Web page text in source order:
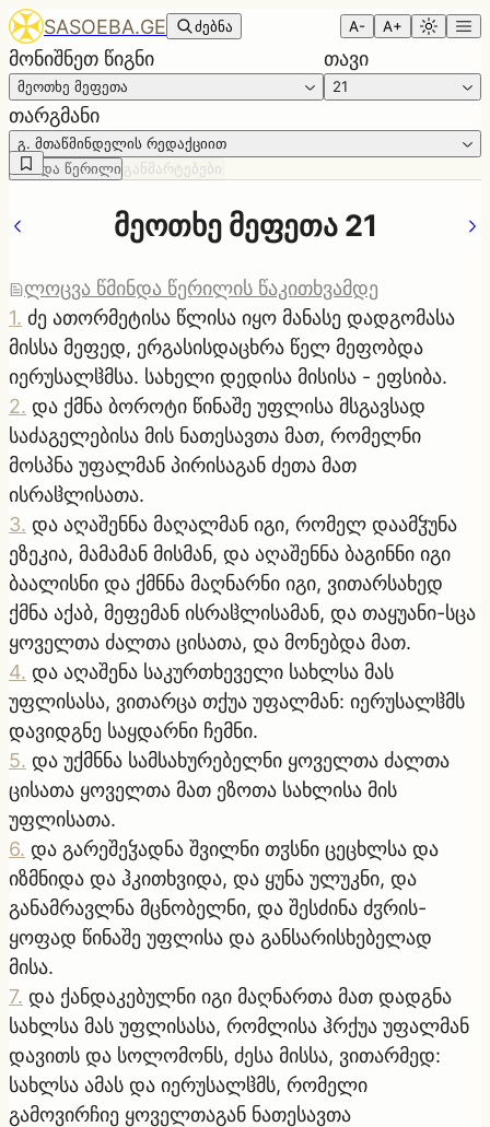
SASOEBA.GE ძებნა A- A+
მონიშნეთ წიგნი
მეოთხე მეფეთა
თავი
21
თარგმანი
გ. მთაწმინდელის რედაქციით
წმინდა წერილი განმარტებები
მეოთხე მეფეთა 21
ლოცვა წმინდა წერილის წაკითხვამდე
1. ძე ათორმეტისა წლისა იყო მანასე დადგომასა
მისსა მეფედ, ერგასისდაცხრა წელ მეფობდა
იერუსალჱმსა. სახელი დედისა მისისა - ეფსიბა.
2. და ქმნა ბოროტი წინაშე უფლისა მსგავსად
საძაგელებისა მის ნათესავთა მათ, რომელნი
მოსპნა უფალმან პირისაგან ძეთა მათ
ისრაჱლისათა.
3. და აღაშენნა მაღალმან იგი, რომელ დაამჴუნა
ეზეკია, მამამან მისმან, და აღაშენნა ბაგინნი იგი
ბაალისნი და ქმნნა მაღნარნი იგი, ვითარსახედ
ქმნა აქაბ, მეფემან ისრაჱლისამან, და თაყუანი-სცა
ყოველთა ძალთა ცისათა, და მონებდა მათ.
4. და აღაშენა საკურთხეველი სახლსა მას
უფლისასა, ვითარცა თქუა უფალმან: იერუსალჱმს
დავიდგნე საყდარნი ჩემნი.
5. და უქმნნა სამსახურებელნი ყოველთა ძალთა
ცისათა ყოველთა მათ ეზოთა სახლისა მის
უფლისათა.
6. და გარეშეჴადნა შვილნი თჳსნი ცეცხლსა და
იზმნიდა და ჰკითხვიდა, და ყუნა ულუკნი, და
განამრავლნა მცნობელნი, და შესძინა ძჳრის-
ყოფად წინაშე უფლისა და განსარისხებელად
მისა.
7. და ქანდაკებულნი იგი მაღნართა მათ დადგნა
სახლსა მას უფლისასა, რომლისა ჰრქუა უფალმან
დავითს და სოლომონს, ძესა მისსა, ვითარმედ:
სახლსა ამას და იერუსალჱმს, რომელი
გამოვირჩიე ყოველთაგან ნათესავთა